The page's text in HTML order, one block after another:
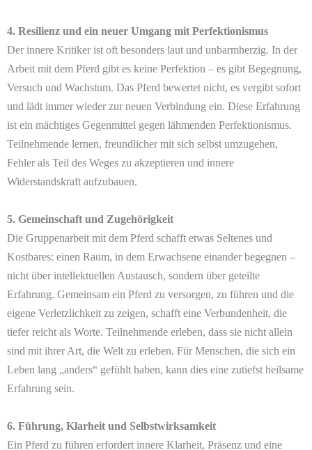
4. Resilienz und ein neuer Umgang mit Perfektionismus
Der innere Kritiker ist oft besonders laut und unbarmherzig. In der
Arbeit mit dem Pferd gibt es keine Perfektion – es gibt Begegnung,
Versuch und Wachstum. Das Pferd bewertet nicht, es vergibt sofort
und lädt immer wieder zur neuen Verbindung ein. Diese Erfahrung
ist ein mächtiges Gegenmittel gegen lähmenden Perfektionismus.
Teilnehmende lernen, freundlicher mit sich selbst umzugehen,
Fehler als Teil des Weges zu akzeptieren und innere
Widerstandskraft aufzubauen.
5. Gemeinschaft und Zugehörigkeit
Die Gruppenarbeit mit dem Pferd schafft etwas Seltenes und
Kostbares: einen Raum, in dem Erwachsene einander begegnen –
nicht über intellektuellen Austausch, sondern über geteilte
Erfahrung. Gemeinsam ein Pferd zu versorgen, zu führen und die
eigene Verletzlichkeit zu zeigen, schafft eine Verbundenheit, die
tiefer reicht als Worte. Teilnehmende erleben, dass sie nicht allein
sind mit ihrer Art, die Welt zu erleben. Für Menschen, die sich ein
Leben lang „anders“ gefühlt haben, kann dies eine zutiefst heilsame
Erfahrung sein.
6. Führung, Klarheit und Selbstwirksamkeit
Ein Pferd zu führen erfordert innere Klarheit, Präsenz und eine